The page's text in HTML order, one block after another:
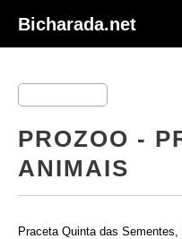
Bicharada.net
PROZOO -
ANIMAIS
Praceta Quinta das Sementes,